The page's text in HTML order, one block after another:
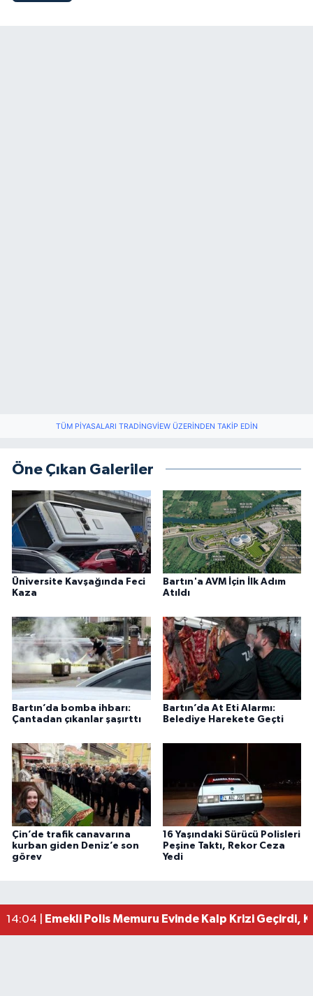
TÜM PIYASALARI TRADINGVIEW ÜZERINDEN TAKIP EDIN
Öne Çıkan Galeriler
Üniversite Kavşağında Feci
Kaza
Bartın'a AVM İçin İlk Adım
Atıldı
Bartın’da bomba ihbarı:
Çantadan çıkanlar şaşırttı
Bartın’da At Eti Alarmı:
Belediye Harekete Geçti
Çin’de trafik canavarına
kurban giden Deniz’e son
görev
16 Yaşındaki Sürücü Polisleri
Peşine Taktı, Rekor Ceza
Yedi
14:04 | Emekli Polis Memuru Evinde Kalp Krizi Geçirdi,